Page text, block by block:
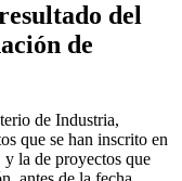
del
de
de Industria,
que se han inscrito en
la de proyectos que